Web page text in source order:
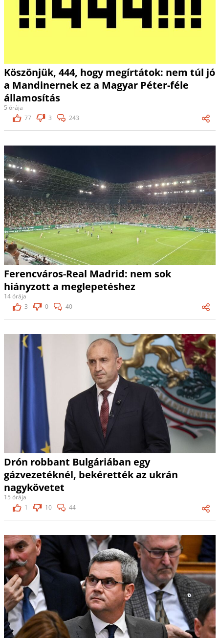
Köszönjük, 444, hogy megírtátok: nem túl jó
a Mandinernek ez a Magyar Péter-féle
államosítás
5 órája
77
3 243
Ferencváros-Real Madrid: nem sok
hiányzott a meglepetéshez
14 órája
3
0 40
Drón robbant Bulgáriában egy
gázvezetéknél, bekérették az ukrán
nagykövetet
15 órája
1
10 44